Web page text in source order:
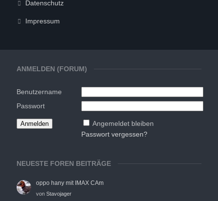
ANMELDEN (FORUM)
Benutzername
Passwort
Angemeldet bleiben
Passwort vergessen?
NEUESTE FOREN BEITRÄGE
oppo hany mit IMAX CAm
von Stavojager
Datenschutz
Impressum